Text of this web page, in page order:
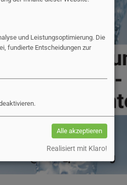
und Leistungsoptimierung. Die
fundierte Entscheidungen zur
Alle akzeptieren
Realisiert mit Klaro!